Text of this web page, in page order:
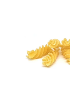
possono
essere
scelte
nella